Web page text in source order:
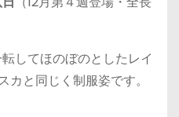
してほのぼのとしたレイ
カと同じく制服姿です。